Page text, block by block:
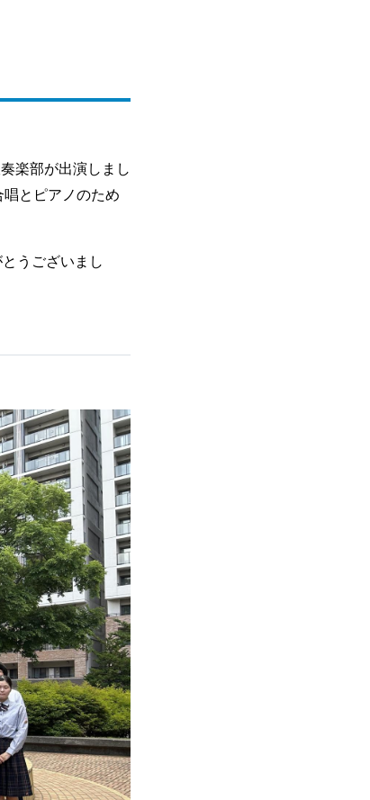
楽部が出演しまし
とピアノのため
うございまし